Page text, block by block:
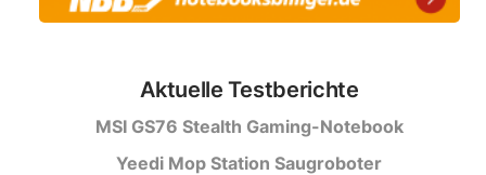
Aktuelle Testberichte
MSI GS76 Stealth Gaming-Notebook
Yeedi Mop Station Saugroboter